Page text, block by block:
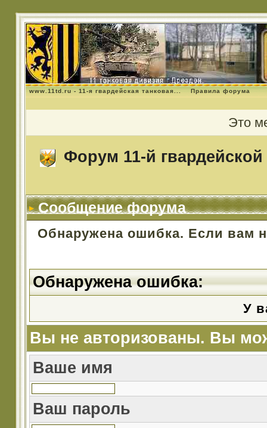
www.11td.ru - 11-я гвардейская танковая... Правила форума
Это
Форум 11-й гвардейской
Сообщение форума
Обнаружена ошибка. Если вам
Обнаружена ошибка:
У
Вы не авторизованы. Вы
Ваше имя
Ваш пароль